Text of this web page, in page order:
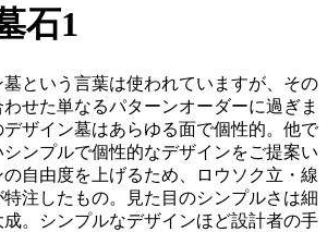
石1
という言葉は使われていますが、その
せた単なるパターンオーダーに過ぎま
ザイン墓はあらゆる面で個性的。他で
ンプルで個性的なデザインをご提案い
自由度を上げるため、ロウソク立・線
注したもの。見た目のシンプルさは細
。シンプルなデザインほど設計者の手